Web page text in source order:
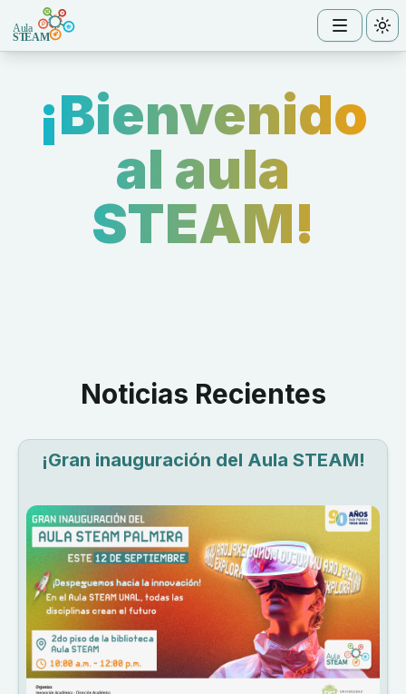
¡Bienvenido
al aula
STEAM!
Noticias Recientes
¡Gran inauguración del Aula STEAM!